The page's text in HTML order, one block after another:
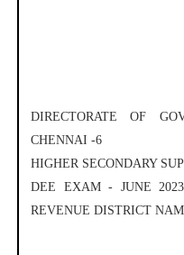
DIRECTORATE OF
CHENNAI -6
HIGHER SECONDARY
DEE EXAM - JUNE
REVENUE DISTRICT